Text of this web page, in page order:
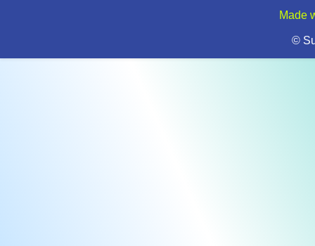
Made
©